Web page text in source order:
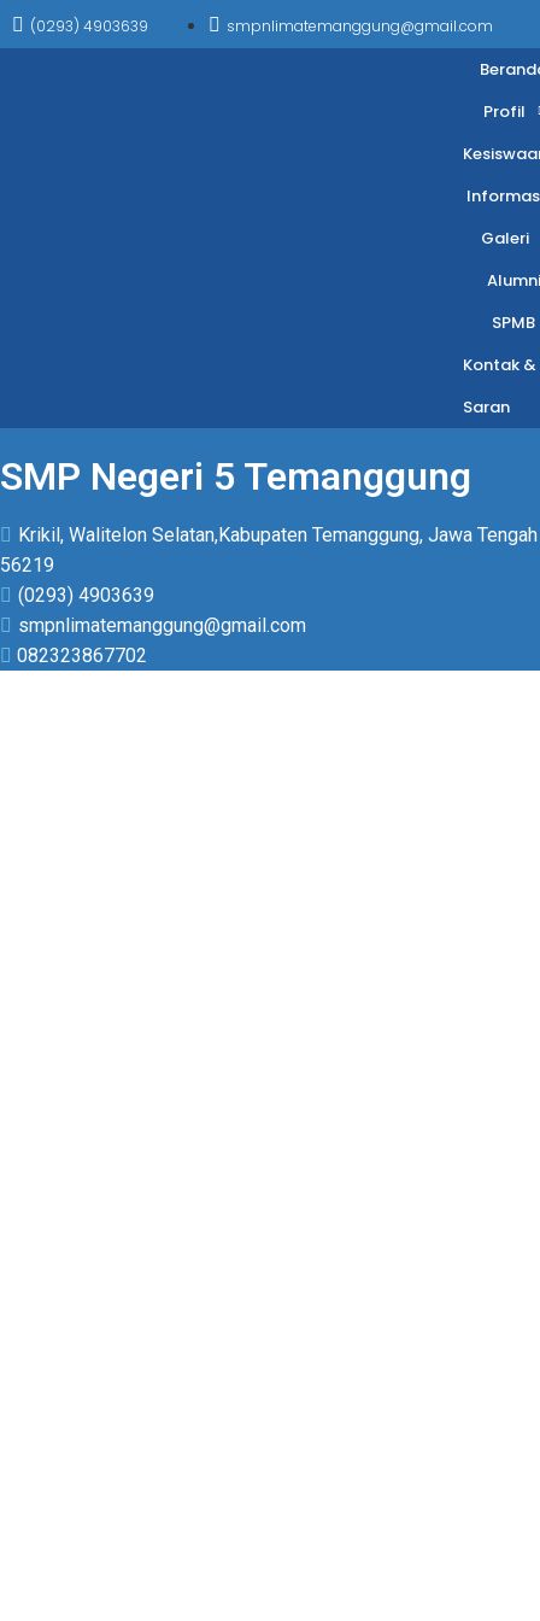
(0293) 4903639 smpnlimatemanggung@gmail.com
Profil
Galeri
Alumni
SPMB
Kontak &
Saran
SMP Negeri 5 Temanggung
Krikil, Walitelon Selatan,Kabupaten Temanggung, Jawa Tengah
56219
(0293) 4903639
smpnlimatemanggung@gmail.com
082323867702